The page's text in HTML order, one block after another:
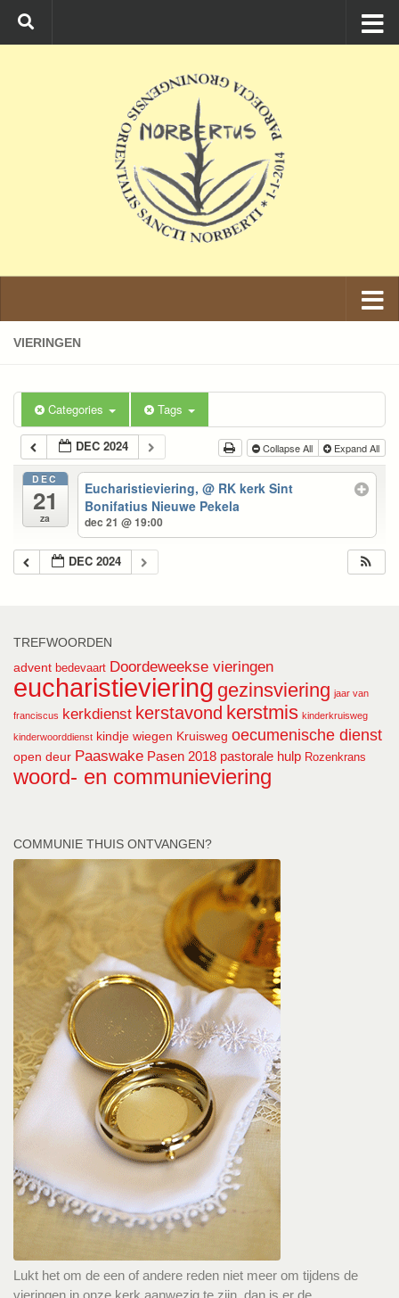
Ga naar de inhoud
VIERINGEN
Categories Tags
DEC 2024 Collapse All Expand All
DEC
21
za
Eucharistieviering,@ RK kerk Sint
Bonifatius Nieuwe Pekela
dec 21 @ 19:00
DEC 2024
TREFWOORDEN
advent bedevaart Doordeweekse vieringen
eucharistieviering gezinsviering jaar van
franciscus kerkdienst kerstavond kerstmis kinderkruisweg
kinderwoorddienst kindje wiegen Kruisweg oecumenische dienst
open deur Paaswake Pasen 2018 pastorale hulp Rozenkrans
woord- en communieviering
COMMUNIE THUIS ONTVANGEN?
Lukt het om de een of andere reden niet meer om tijdens de
vieringen in onze kerk aanwezig te zijn, dan is er de